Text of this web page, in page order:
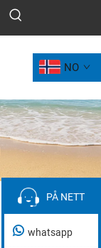
NO
PÅ NETT
PÅ NETT
whatsapp